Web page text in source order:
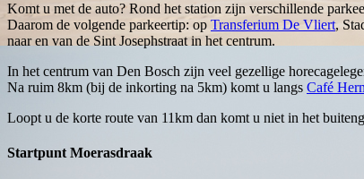
Komt u met de auto? Rond het station zijn verschillende
Daarom de volgende parkeertip: op Transferium De Vliert,
naar en van de Sint Josephstraat in het centrum.
In het centrum van Den Bosch zijn veel gezellige
Na ruim 8km (bij de inkorting na 5km) komt u langs Café
Loopt u de korte route van 11km dan komt u niet in het
Startpunt Moerasdraak